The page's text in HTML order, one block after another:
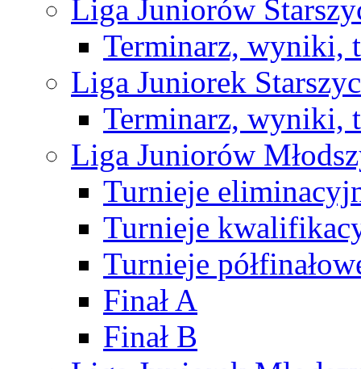
Liga Juniorów
Terminarz, wyniki,
Liga Juniorek
Terminarz, wyniki,
Liga Juniorów
Turnieje
Turnieje
Turnieje
Finał A
Finał B